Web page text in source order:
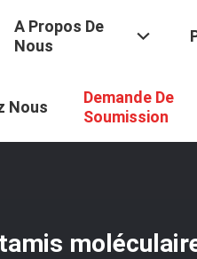
A Propos De
Nous
Nous
Demande De
Soumission
Tamis Moléculaire / Adsorbant 1,6